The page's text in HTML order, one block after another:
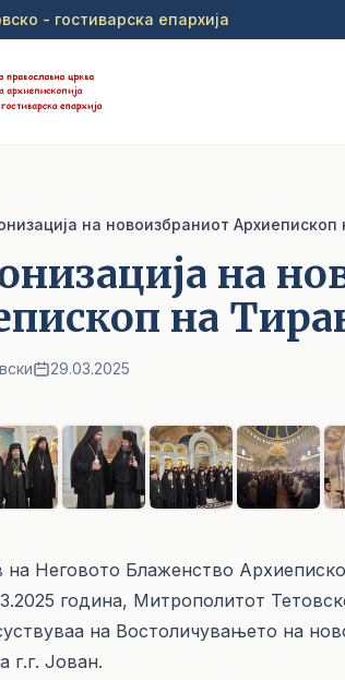
- гостиварска епархија
на новоизбраниот Архиепископ
на
на
29.03.2025
на Неговото Блаженство
година, Митрополитот
на Востоличувањето на
г.г. Јован.